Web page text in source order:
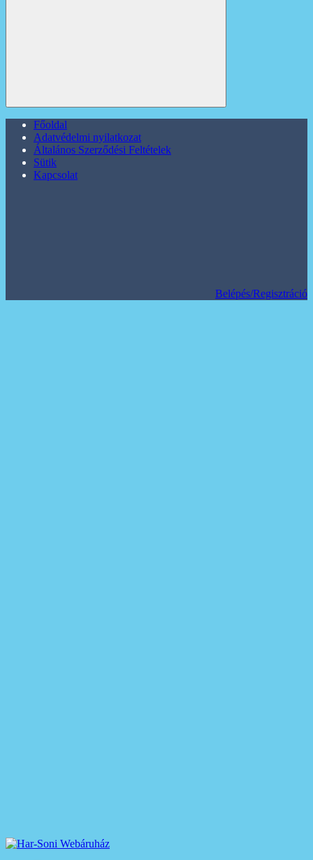
Főoldal
Adatvédelmi nyilatkozat
Általános Szerződési Feltételek
Sütik
Kapcsolat
Belépés/Regisztráció